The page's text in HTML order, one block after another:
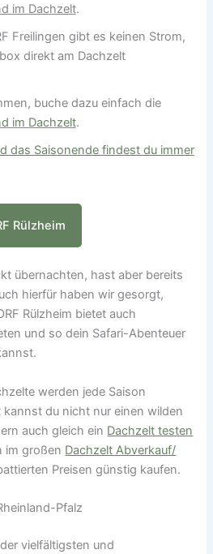
im Dachzelt.
Freilingen gibt es keinen Strom,
direkt am Dachzelt
buche dazu einfach die
im Dachzelt.
das Saisonende findest du immer
Rülzheim
übernachten, hast aber bereits
hierfür haben wir gesorgt,
Rülzheim bietet auch
und so dein Safari-Abenteuer
werden jede Saison
du nicht nur einen wilden
auch gleich ein Dachzelt testen
im großen Dachzelt Abverkauf/
Preisen günstig kaufen.
Pfalz
vielfältigsten und